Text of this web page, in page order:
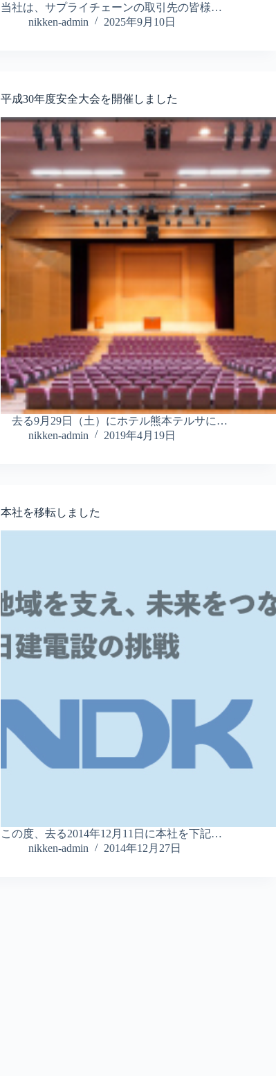
当社は、サプライチェーンの取引先の皆様…
nikken-admin
2025年9月10日
平成30年度安全大会を開催しました
去る9月29日（土）にホテル熊本テルサに…
nikken-admin
2019年4月19日
本社を移転しました
この度、去る2014年12月11日に本社を下記…
nikken-admin
2014年12月27日